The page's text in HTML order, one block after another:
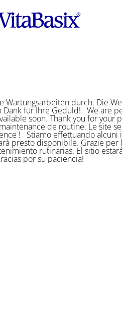
Wartungsarbeiten durch. Die
Dank für Ihre Geduld! We are
soon. Thank you for your
de routine. Le site
! Stiamo effettuando alcuni
presto disponibile. Grazie per
rutinarias. El sitio
por su paciencia!